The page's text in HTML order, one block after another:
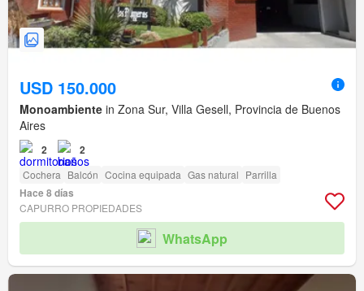
USD 150.000
Monoambiente in Zona Sur, Villa Gesell, Provincia de Buenos
Aires
2 2
Cochera Balcón Cocina equipada Gas natural Parrilla
Hace 8 días
CAPURRO PROPIEDADES
WhatsApp